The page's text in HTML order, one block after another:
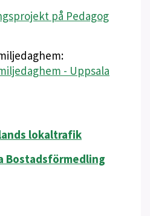
på Pedagog
- Uppsala
lokaltrafik
Bostadsförmedling